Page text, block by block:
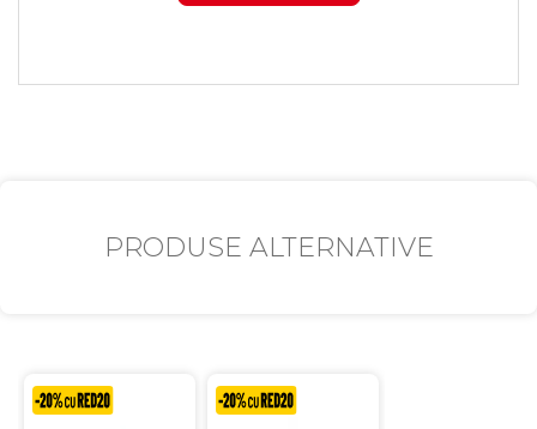
PRODUSE ALTERNATIVE